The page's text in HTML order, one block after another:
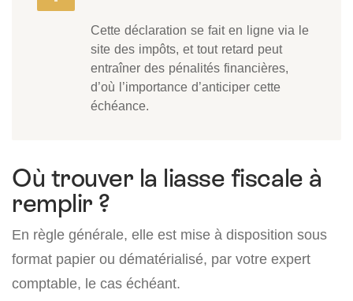
Cette déclaration se fait en ligne via le
site des impôts, et tout retard peut
entraîner des pénalités financières,
d’où l’importance d’anticiper cette
échéance.
Où trouver la liasse fiscale à
remplir ?
En règle générale, elle est mise à disposition sous
format papier ou dématérialisé, par votre expert
comptable, le cas échéant.